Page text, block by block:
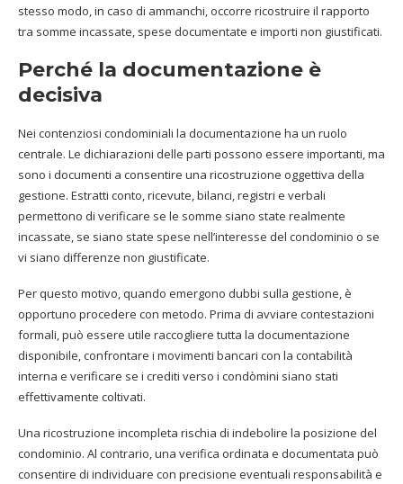
stesso modo, in caso di ammanchi, occorre ricostruire il rapporto
tra somme incassate, spese documentate e importi non giustificati.
Perché la documentazione è
decisiva
Nei contenziosi condominiali la documentazione ha un ruolo
centrale. Le dichiarazioni delle parti possono essere importanti, ma
sono i documenti a consentire una ricostruzione oggettiva della
gestione. Estratti conto, ricevute, bilanci, registri e verbali
permettono di verificare se le somme siano state realmente
incassate, se siano state spese nell’interesse del condominio o se
vi siano differenze non giustificate.
Per questo motivo, quando emergono dubbi sulla gestione, è
opportuno procedere con metodo. Prima di avviare contestazioni
formali, può essere utile raccogliere tutta la documentazione
disponibile, confrontare i movimenti bancari con la contabilità
interna e verificare se i crediti verso i condòmini siano stati
effettivamente coltivati.
Una ricostruzione incompleta rischia di indebolire la posizione del
condominio. Al contrario, una verifica ordinata e documentata può
consentire di individuare con precisione eventuali responsabilità e